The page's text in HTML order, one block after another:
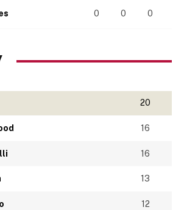
0 0 0
20
16
16
13
12